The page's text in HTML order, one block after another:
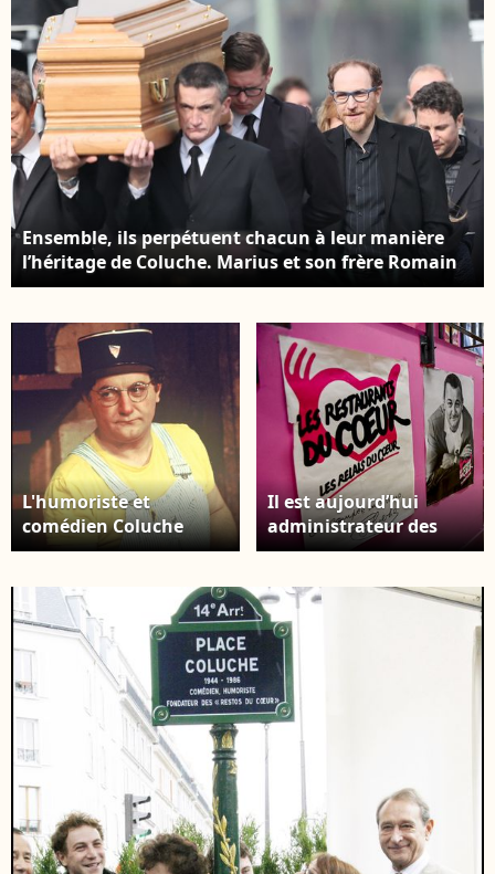
Ensemble, ils perpétuent chacun à leur manière
l’héritage de Coluche. Marius et son frère Romain
Colucci lors des obsèques de Véronique Colucci au
2018. Agence / Bestimage
L'humoriste et
comédien Coluche
Bestimage
Il est aujourd’hui
administrateur des
Restos du Cœur.
lancement de la 35ème
campagne des Restos
du coeur à Paris le 26
novembre 2019.
Bestimage